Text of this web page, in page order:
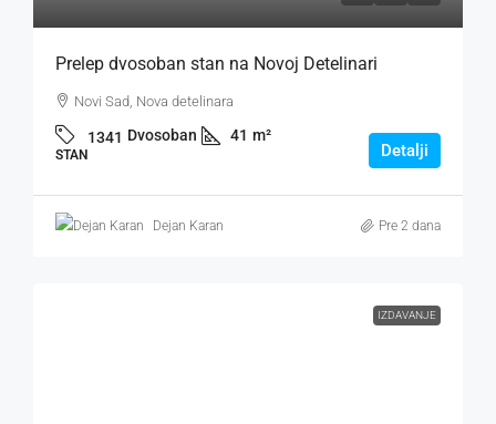
Prelep dvosoban stan na Novoj Detelinari
Novi Sad, Nova detelinara
1341 Dvosoban 41 m²
STAN Detalji
Dejan Karan Pre 2 dana
IZDAVANJE